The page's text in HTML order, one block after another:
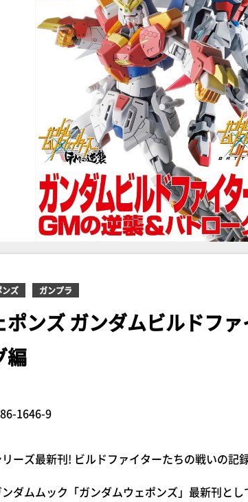
ンズ ガンプラ
ポンズ ガンダムビルドフ
編
1646-9
ーズ最新刊! ビルドファイターたちの戦いの記
ダムムック「ガンダムウェポンズ」最新刊と